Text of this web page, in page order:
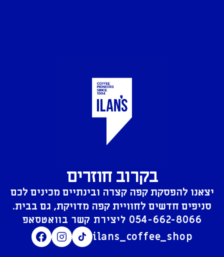
בקרוב חוזרים
יצאנו להפסקת קפה קצרה ובינתיים מכינים לכם
סניפים חדשים לחוויית קפה מדויקת, גם בבית.
054-662-8066
ilans_coffee_shop